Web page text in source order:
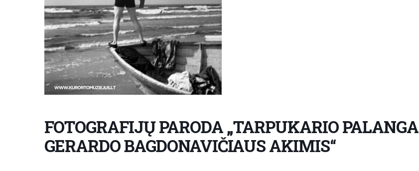
FOTOGRAFIJŲ PARODA „TARPUKARIO PALANGA
GERARDO BAGDONAVIČIAUS AKIMIS“